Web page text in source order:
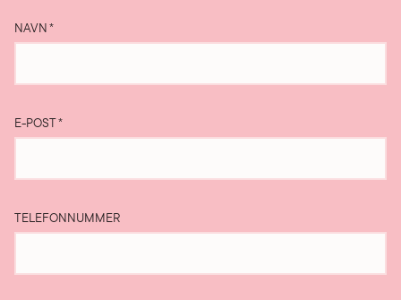
NAVN*
E-POST*
TELEFONNUMMER